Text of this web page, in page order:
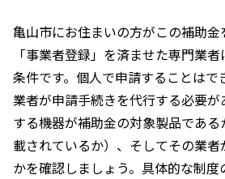
亀山市にお住まいの方がこの補助
「事業者登録」を済ませた専門業
条件です。個人で申請することはで
業者が申請手続きを代行する必要
する機器が補助金の対象製品であ
載されているか）、そしてその業
かを確認しましょう。具体的な制